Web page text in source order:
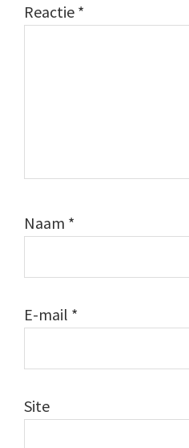
Reactie *
Naam *
E-mail *
Site